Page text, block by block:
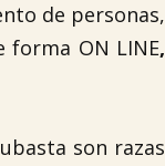
de personas,
forma ON LINE,
son razas